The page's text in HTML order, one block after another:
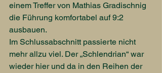
einem Treffer von Mathias Gradischnig
die Führung komfortabel auf 9:2
ausbauen.
Im Schlussabschnitt passierte nicht
mehr allzu viel. Der „Schlendrian“ war
wieder hier und da in den Reihen der